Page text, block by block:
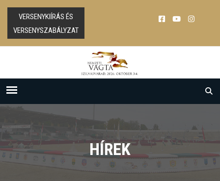
VERSENYKIÍRÁS ÉS
VERSENYSZABÁLYZAT
HÍREK